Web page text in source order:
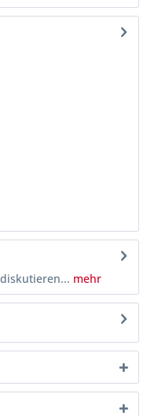
mehr